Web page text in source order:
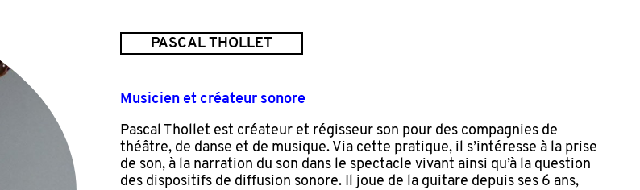
PASCAL THOLLET
Musicien et créateur sonore
Pascal Thollet est créateur et régisseur son pour des compagnies de
théâtre, de danse et de musique. Via cette pratique, il s’intéresse à la prise
de son, à la narration du son dans le spectacle vivant ainsi qu’à la question
des dispositifs de diffusion sonore. Il joue de la guitare depuis ses 6 ans,